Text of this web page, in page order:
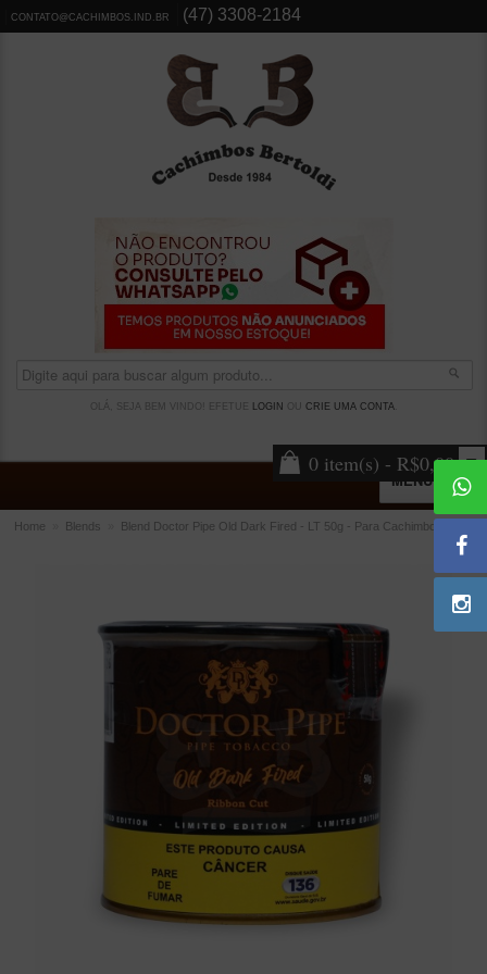
CONTATO@CACHIMBOS.IND.BR (47) 3308-2184
OLÁ, SEJA BEM VINDO! EFETUE LOGIN CRIE UMA CONTA.
0 item(s) - R$0,00
MENU
Filtros para Cachimbo
Suportes Bertoldi para Cachimbos
Piteiras para Cigarro
Limpadores para Cachimbo
Bolsas para Cachimbo
Cortadores de Charuto
Home Blends Blend Doctor Pipe Old Dark Fired - LT 50g - Para Cachimbo